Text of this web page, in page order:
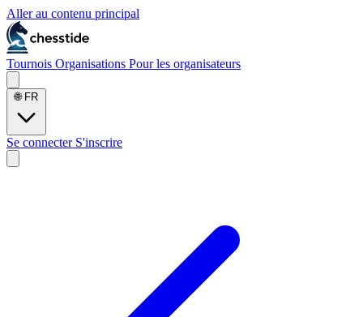
Aller au contenu principal
Tournois Organisations Pour les organisateurs
🌐 FR
Se connecter S'inscrire